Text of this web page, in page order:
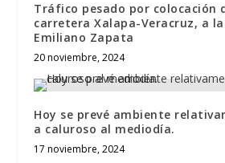
Tráfico pesado por colocación
carretera Xalapa-Veracruz, a
Emiliano Zapata
20 noviembre, 2024
Hoy se prevé ambiente
a caluroso al mediodía.
17 noviembre, 2024